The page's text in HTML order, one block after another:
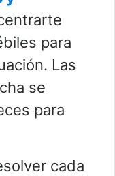
para
Las
se
para
cada